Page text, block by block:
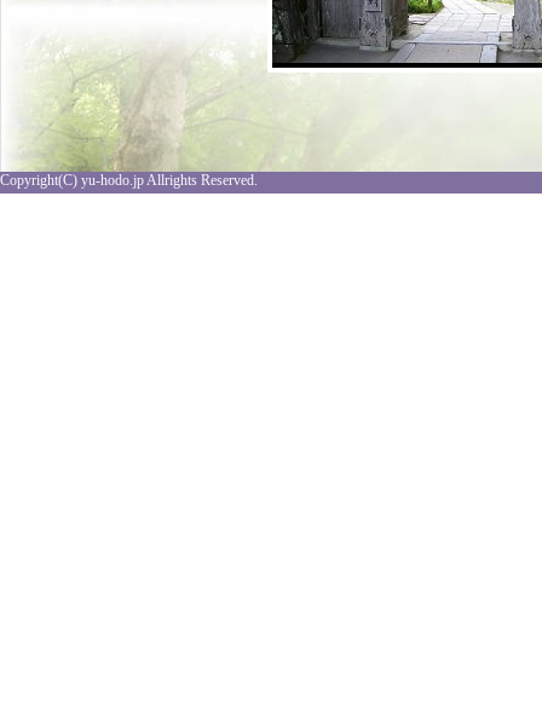
Copyright(C) yu-hodo.jp Allrights Reserved.